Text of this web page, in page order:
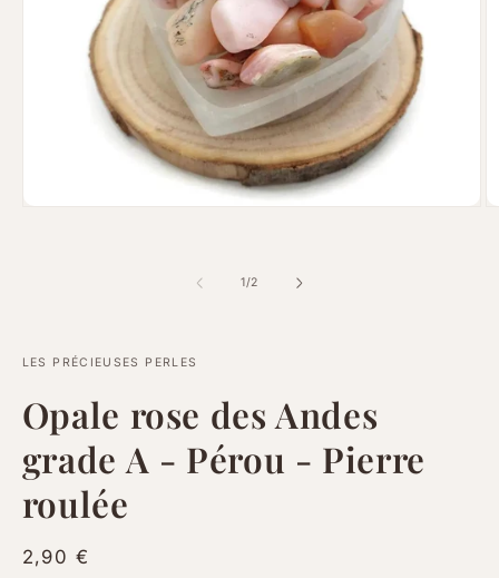
1 /de
2
LES PRÉCIEUSES PERLES
Opale rose des Andes
grade A - Pérou - Pierre
roulée
Prix
2,90 €